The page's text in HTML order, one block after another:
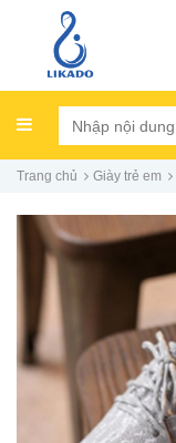
Trang chủ Giày trẻ em